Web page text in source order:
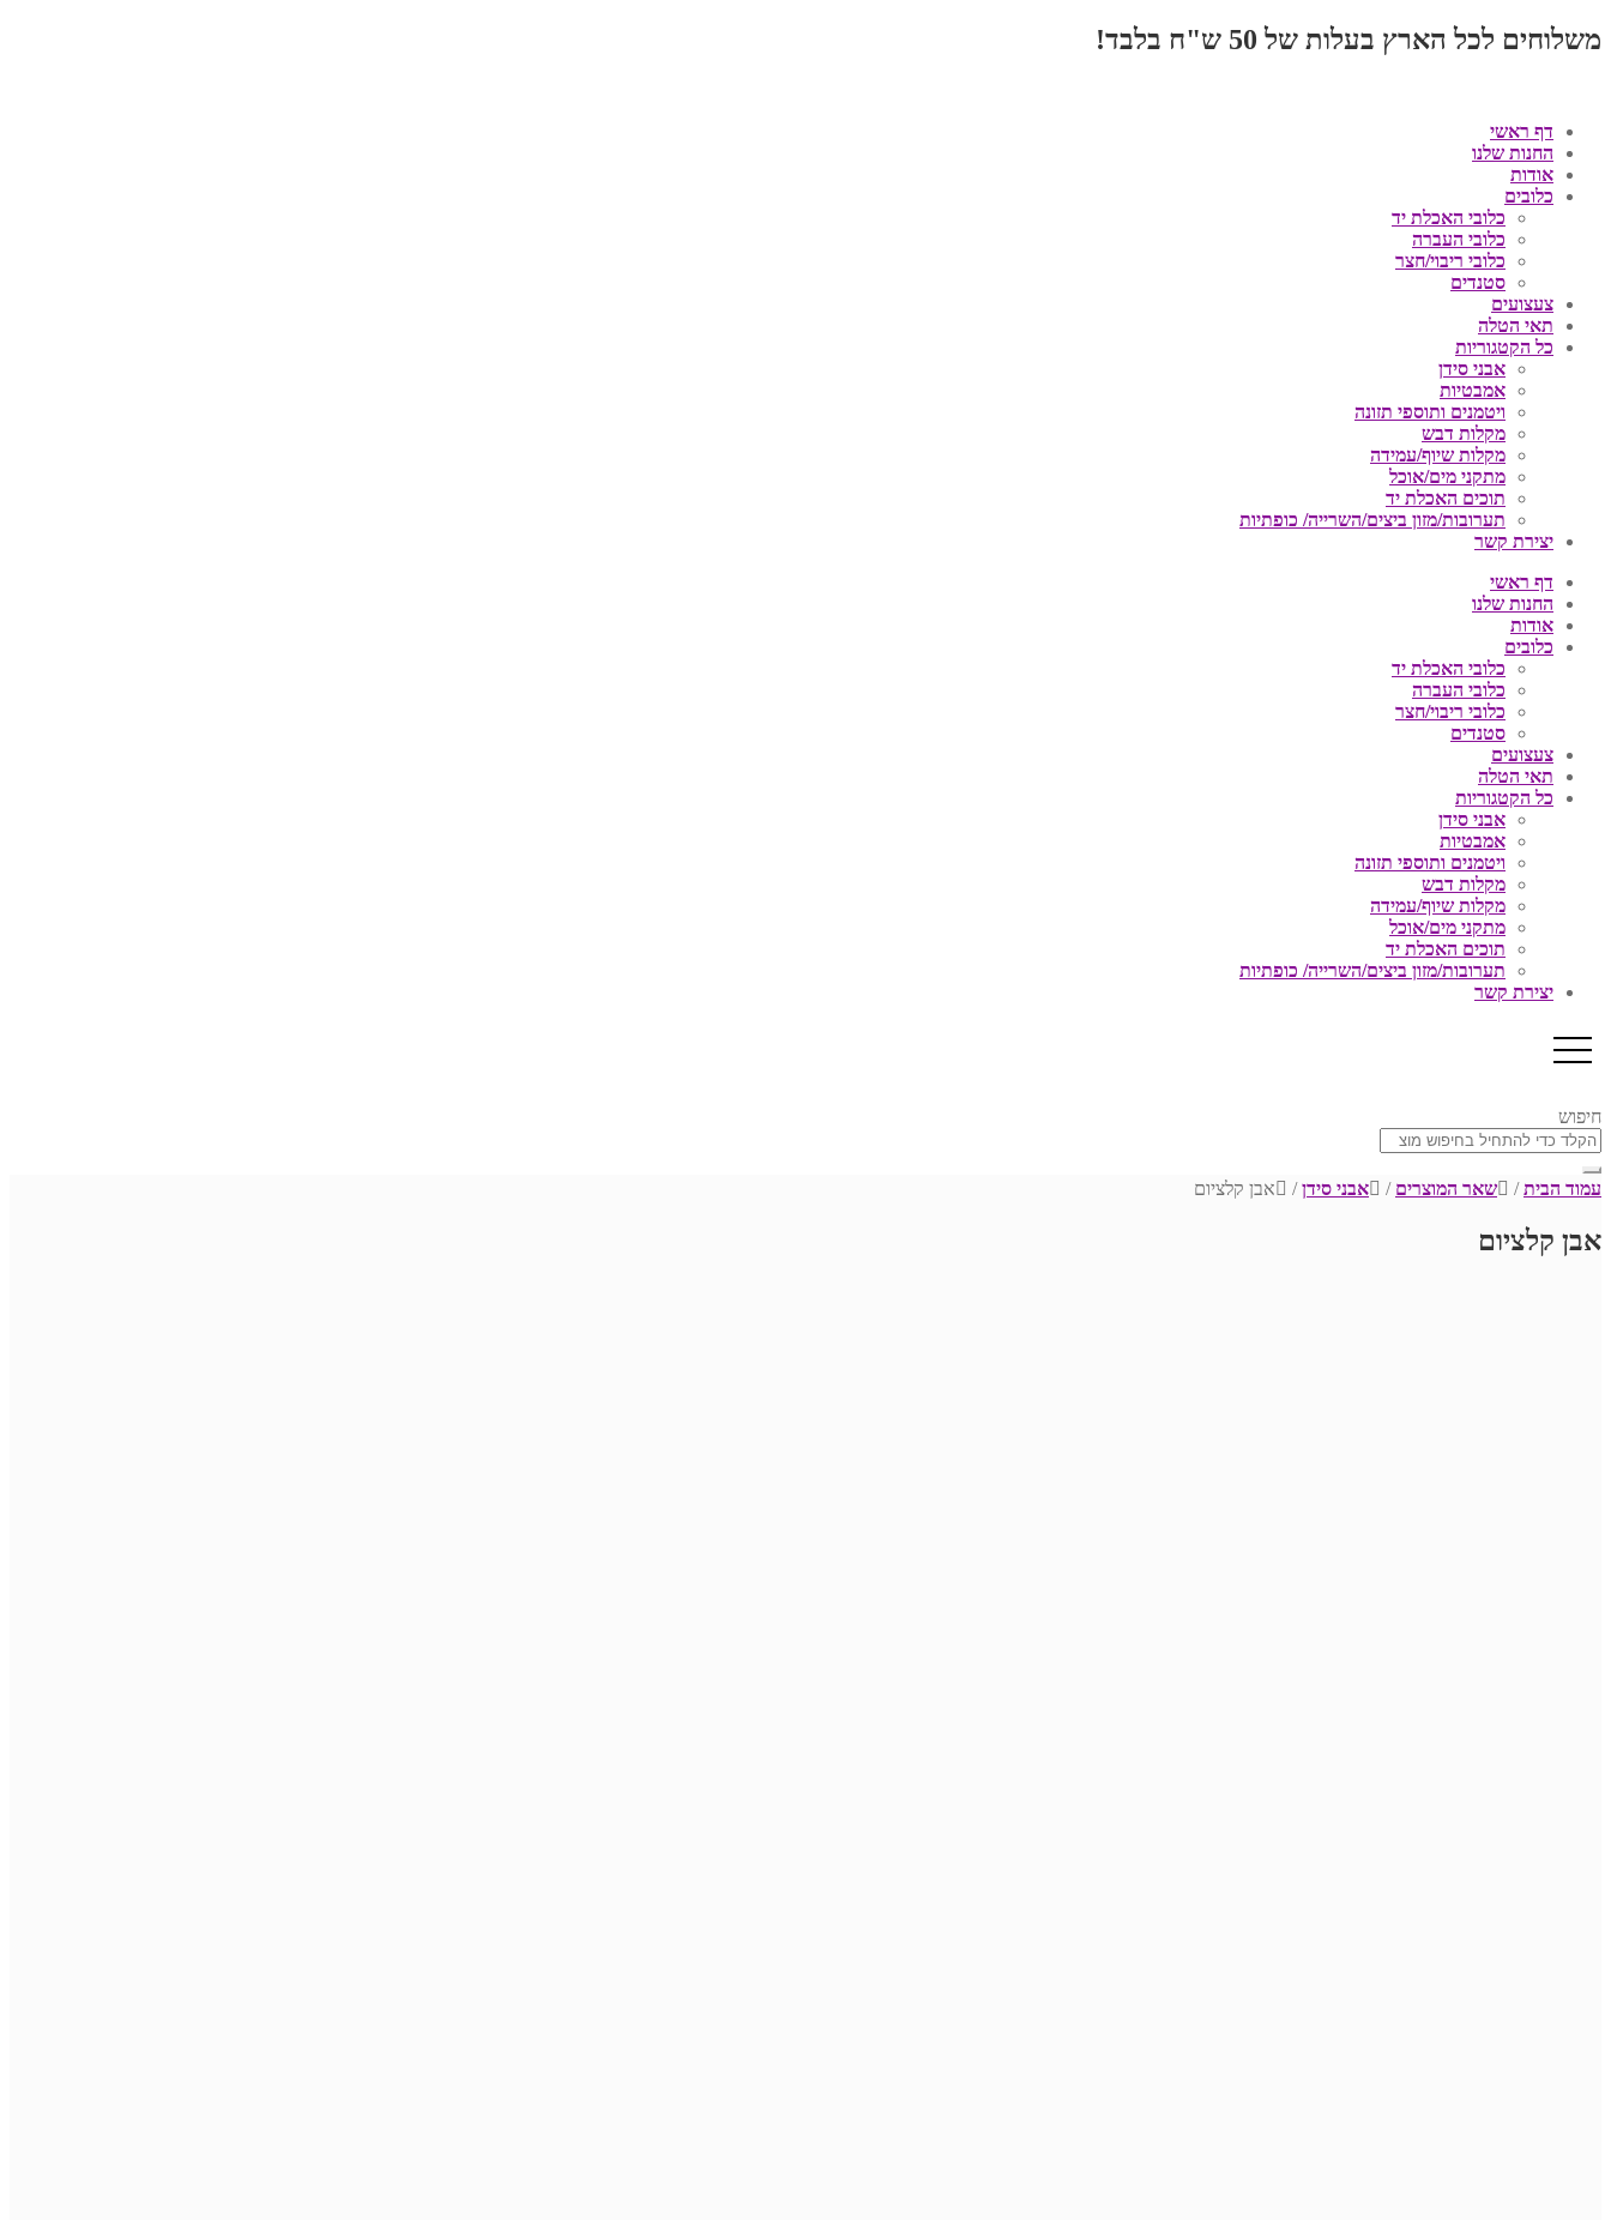
משלוחים לכל הארץ בעלות של 50 ש"ח בלבד!
דף ראשי
החנות שלנו
אודות
כלובים
כלובי האכלת יד
כלובי העברה
כלובי ריבוי/חצר
סטנדים
צעצועים
תאי הטלה
כל הקטגוריות
אבני סידן
אמבטיות
ויטמנים ותוספי תזונה
מקלות דבש
מקלות שיוף/עמידה
מתקני מים/אוכל
תוכים האכלת יד
תערובות/מזון ביצים/השרייה/ כופתיות
יצירת קשר
דף ראשי
החנות שלנו
אודות
כלובים
כלובי האכלת יד
כלובי העברה
כלובי ריבוי/חצר
סטנדים
צעצועים
תאי הטלה
כל הקטגוריות
אבני סידן
אמבטיות
ויטמנים ותוספי תזונה
מקלות דבש
מקלות שיוף/עמידה
מתקני מים/אוכל
תוכים האכלת יד
תערובות/מזון ביצים/השרייה/ כופתיות
יצירת קשר
חיפוש
עמוד הבית/ שאר המוצרים / אבני סידן/ אבן קלציום
אבן קלציום